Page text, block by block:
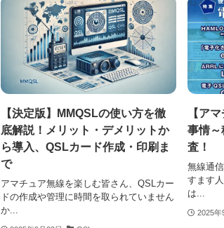
【決定版】MMQSLの使い方を徹
底解説！メリット・デメリットか
ら導入、QSLカード作成・印刷ま
で
アマチュア無線を楽しむ皆さん、QSLカー
ドの作成や管理に時間を取られていません
か...
【ア
事情～
査！
無線通
すます
は...
2025年